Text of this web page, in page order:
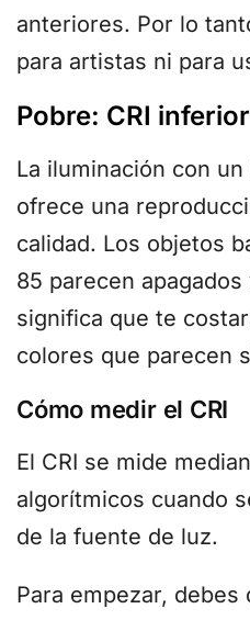
anteriores. Por lo
para artistas ni para
Pobre: CRI
La iluminación con
ofrece una
calidad. Los objetos
85 parecen
significa que te
colores que parecen
Cómo medir el CRI
El CRI se mide
algorítmicos cuando
de la fuente de luz.
Para empezar,